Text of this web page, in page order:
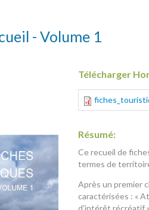
- Volume 1
Télécharger
Résumé:
Ce recueil de
termes de
Après un premier
caractérisées : «